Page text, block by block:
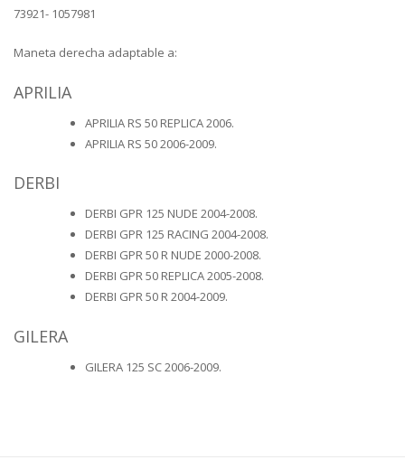
73921- 1057981
Maneta derecha adaptable a:
APRILIA
APRILIA RS 50 REPLICA 2006.
APRILIA RS 50 2006-2009.
DERBI
DERBI GPR 125 NUDE 2004-2008.
DERBI GPR 125 RACING 2004-2008.
DERBI GPR 50 R NUDE 2000-2008.
DERBI GPR 50 REPLICA 2005-2008.
DERBI GPR 50 R 2004-2009.
GILERA
GILERA 125 SC 2006-2009.